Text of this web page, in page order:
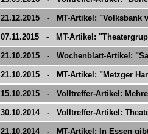
21.12.2015 - MT-Artikel: "Volksbank
07.11.2015 - MT-Artikel:
21.10.2015 - Wochenblatt-Artikel:
21.10.2015 - MT-Artikel: "Metzger
15.10.2015 - Volltreffer-Artikel:
30.10.2014 - Volltreffer-Artikel:
21.10.2014 - MT-Artikel: In Essen